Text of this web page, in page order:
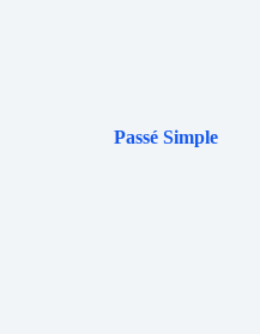
Passé Simple